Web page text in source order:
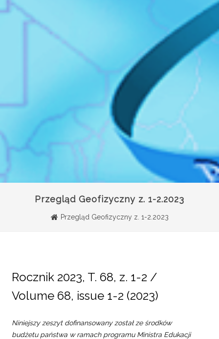
Przegląd Geofizyczny z. 1-2.2023
Przegląd Geofizyczny z. 1-2.2023
Rocznik 2023, T. 68, z. 1-2 /
Volume 68, issue 1-2 (2023)
Niniejszy zeszyt dofinansowany został ze środków
budżetu państwa w ramach programu Ministra Edukacji